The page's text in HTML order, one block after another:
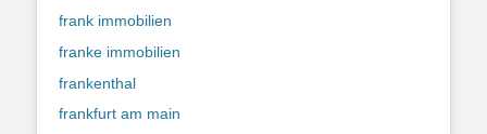
frank immobilien
franke immobilien
frankenthal
frankfurt am main